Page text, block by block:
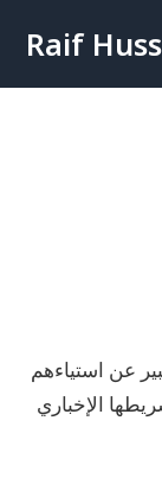
Raif
عن استياءهم
الإخباري